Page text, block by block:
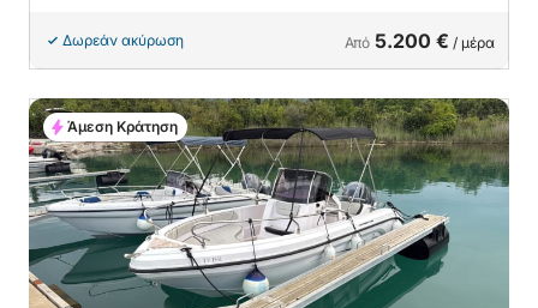
Δωρεάν ακύρωση Από 5.200 € / μέρα
Άμεση Κράτηση